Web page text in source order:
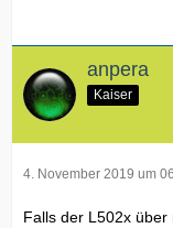
anpera
Kaiser
4. November 2019 um
Falls der L502x